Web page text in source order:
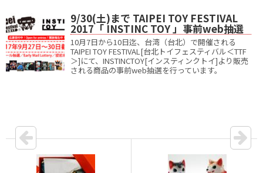
9/30(土)まで TAIPEI TOY FESTIVAL
2017「 INSTINC TOY 」事前web抽選
10月7日から10日迄、台湾（台北）で開催される
TAIPEI TOY FESTIVAL[台北トイフェスティバル＜TTF
＞]にて、INSTINCTOY[インスティンクトイ]より販売
される商品の事前web抽選を行っています。